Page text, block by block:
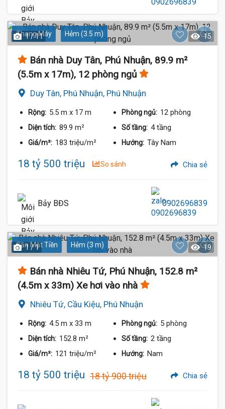
Thang Máy Hẻm (3.5 m)
1 / 11 15
Bán nhà Duy Tân, Phú Nhuận, 89.9 m²
(5.5m x 17m), 12 phòng ngủ
Duy Tân, Phú Nhuận, Phú Nhuận
Rộng: 5.5 m x 17 m Phòng ngủ: 12 phòng
Diện tích: 89.9 m² Số tầng: 4 tầng
Giá/m²: 183 triệu/m² Hướng: Tây Nam
18 tỷ 500 triệu So sánh Chia sẻ
Bảy BĐS 0902696839
Gần Mặt Tiền Hẻm (3 m)
1 / 1 19
Bán nhà Nhiêu Tứ, Phú Nhuận, 152.8 m²
(4.5m x 33m) Xe hơi vào nhà
Nhiêu Tứ, Cầu Kiệu, Phú Nhuận
Rộng: 4.5 m x 33 m Phòng ngủ: 5 phòng
Diện tích: 152.8 m² Số tầng: 2 tầng
Giá/m²: 121 triệu/m² Hướng: Nam
18 tỷ 500 triệu 18 tỷ 900 triệu Chia sẻ